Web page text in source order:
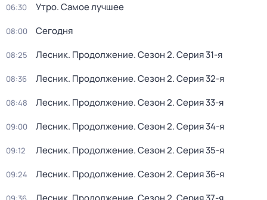
06:30 Утро. Самое лучшее
08:00 Сегодня
08:25 Лесник. Продолжение. Сезон 2. Серия 31-я
08:36 Лесник. Продолжение. Сезон 2. Серия 32-я
08:48 Лесник. Продолжение. Сезон 2. Серия 33-я
09:00 Лесник. Продолжение. Сезон 2. Серия 34-я
09:12 Лесник. Продолжение. Сезон 2. Серия 35-я
09:24 Лесник. Продолжение. Сезон 2. Серия 36-я